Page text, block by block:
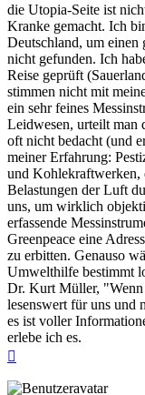
die Utopia-Seite ist
Kranke gemacht. Ich
Deutschland, um einen
nicht gefunden. Ich
Reise geprüft
stimmen nicht mit
ein sehr feines
Leidwesen, urteilt man
oft nicht bedacht (und
meiner Erfahrung:
und Kohlekraftwerken,
Belastungen der Luft
uns, um wirklich
erfassende
Greenpeace eine
zu erbitten. Genauso
Umwelthilfe bestimmt
Dr. Kurt Müller, "Wenn
lesenswert für uns und
es ist voller
erlebe ich es.